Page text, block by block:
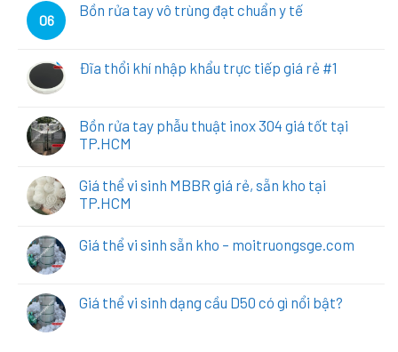
06
Bồn rửa tay vô trùng đạt chuẩn y tế
Đĩa thổi khí nhập khẩu trực tiếp giá rẻ #1
Bồn rửa tay phẫu thuật inox 304 giá tốt tại
TP.HCM
Giá thể vi sinh MBBR giá rẻ, sẵn kho tại
TP.HCM
Giá thể vi sinh sẵn kho – moitruongsge.com
Giá thể vi sinh dạng cầu D50 có gì nổi bật?